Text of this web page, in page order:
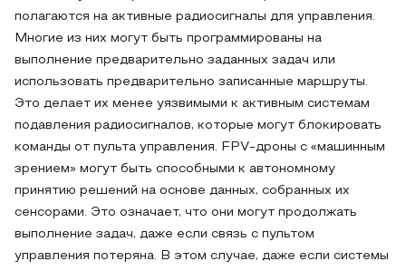
полагаются на активные радиосигналы для управления.
Многие из них могут быть программированы на
выполнение предварительно заданных задач или
использовать предварительно записанные маршруты.
Это делает их менее уязвимыми к активным системам
подавления радиосигналов, которые могут блокировать
команды от пульта управления. FPV-дроны с «машинным
зрением» могут быть способными к автономному
принятию решений на основе данных, собранных их
сенсорами. Это означает, что они могут продолжать
выполнение задач, даже если связь с пультом
управления потеряна. В этом случае, даже если системы